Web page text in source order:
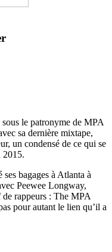
le patronyme de MPA
sa dernière mixtape,
un condensé de ce qui se
2015.
bagages à Atlanta à
Peewee Longway,
rappeurs : The MPA
pour autant le lien qu’il a